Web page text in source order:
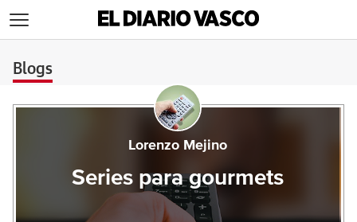
Blogs
Lorenzo Mejino
Series para gourmets